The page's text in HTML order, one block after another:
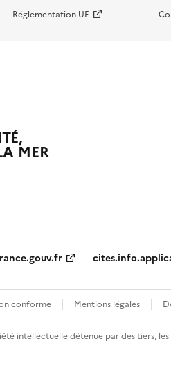
Réglementation UE
MER
conforme Mentions légales
intellectuelle détenue par des tiers,